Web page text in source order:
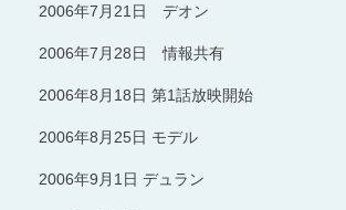
2006年7月21日 デオン
2006年7月28日 情報共有
2006年8月18日 第1話放映開始
2006年8月25日 モデル
2006年9月1日 デュラン